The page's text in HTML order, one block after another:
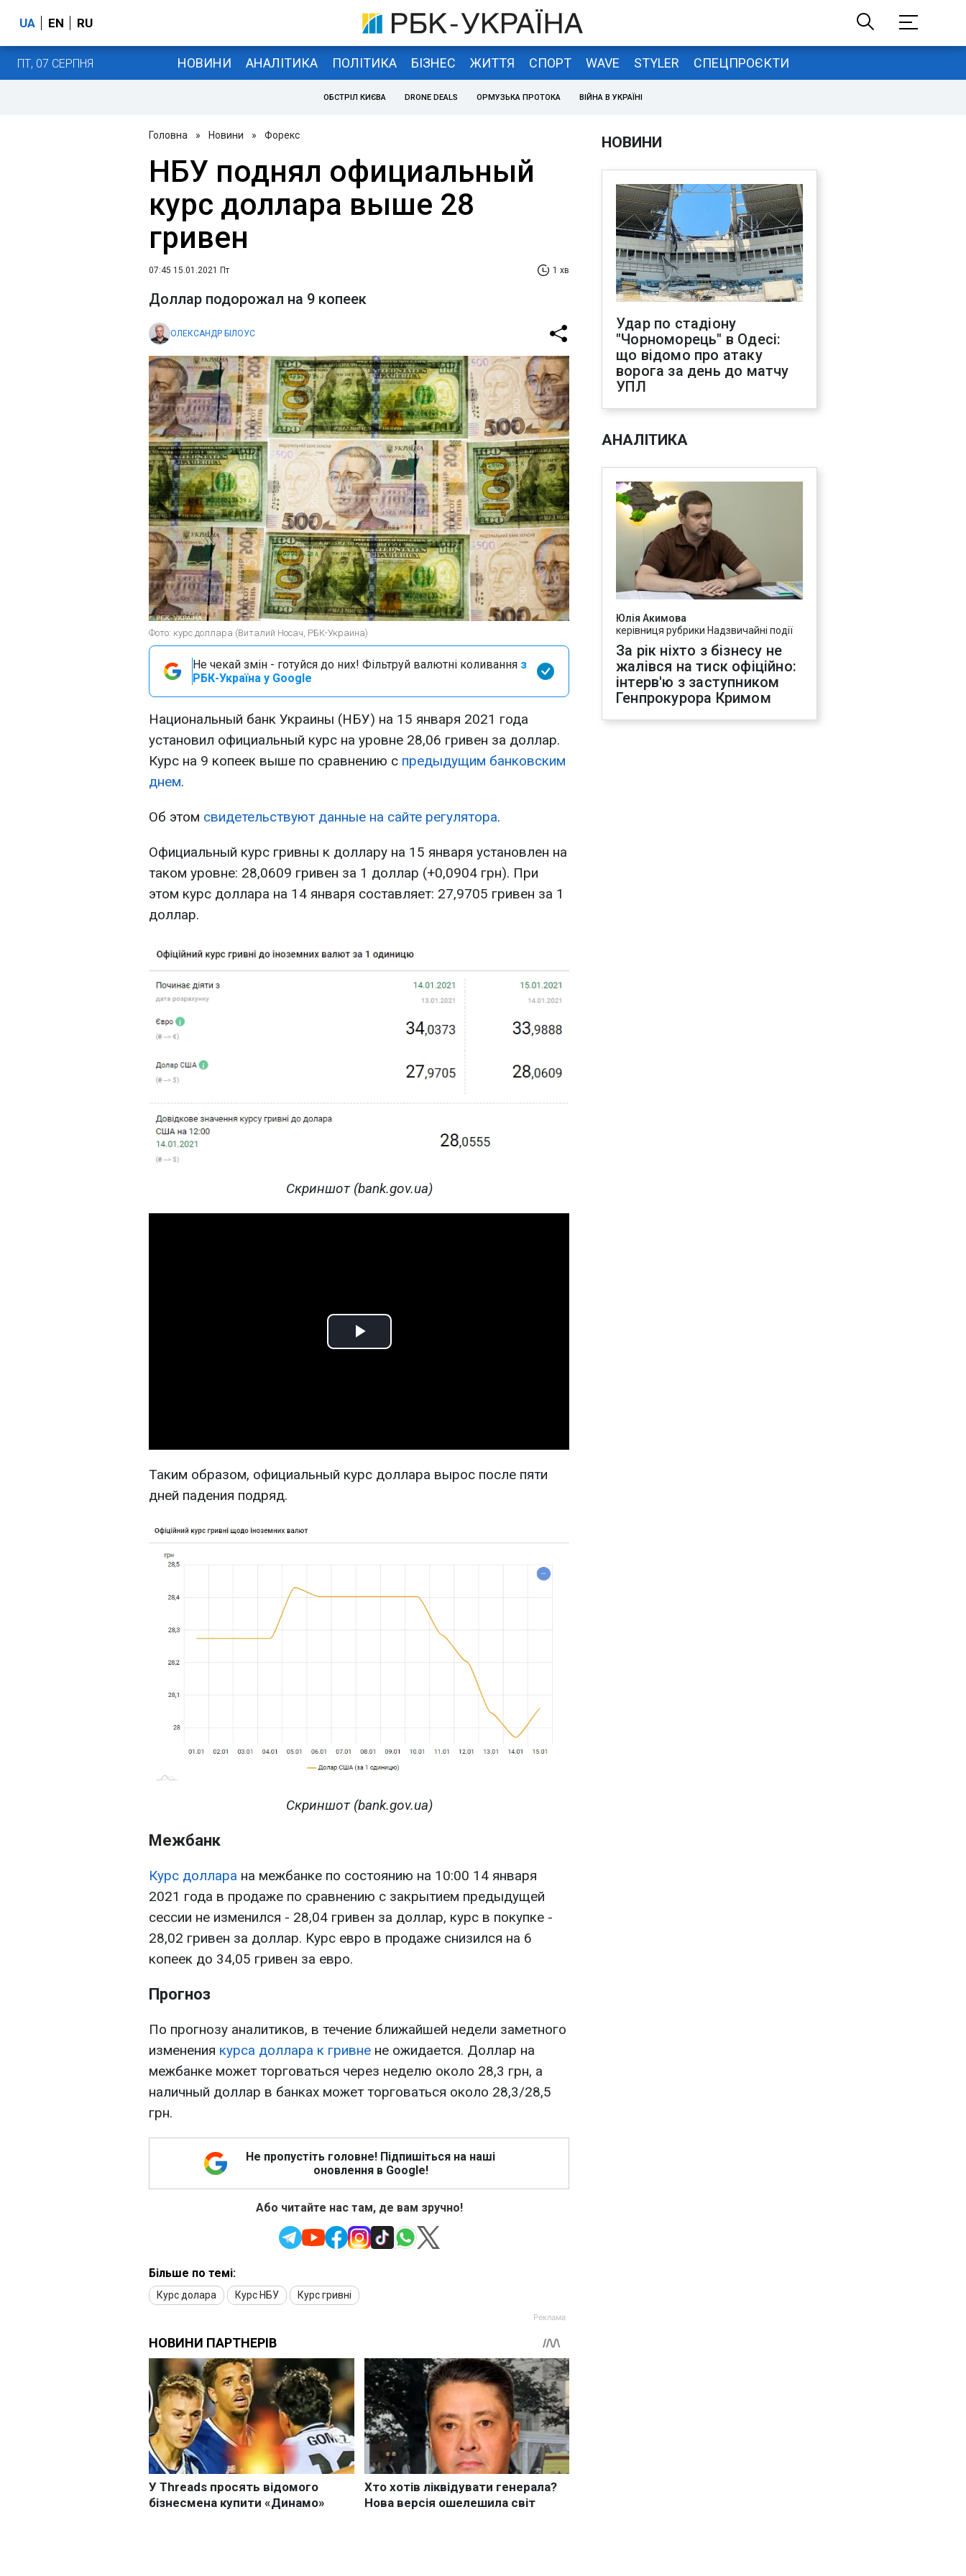
UA EN RU
ПТ, 07 СЕРПНЯ НОВИНИ АНАЛІТИКА ПОЛІТИКА БІЗНЕС ЖИТТЯ СПОРТ WAVE STYLER СПЕЦПРОЄКТИ
ОБСТРІЛ КИЄВА DRONE DEALS ОРМУЗЬКА ПРОТОКА ВІЙНА В УКРАЇНІ
Головна » Новини » Форекс
НБУ поднял официальный
курс доллара выше 28
гривен
07:45 15.01.2021 Пт 1 хв
Доллар подорожал на 9 копеек
ОЛЕКСАНДР БІЛОУС
Фото: курс доллара (Виталий Носач, РБК-Украина)
Не чекай змін - готуйся до них! Фільтруй валютні коливання з
РБК-Україна у Google
Национальный банк Украины (НБУ) на 15 января 2021 года
установил официальный курс на уровне 28,06 гривен за доллар.
Курс на 9 копеек выше по сравнению с предыдущим банковским
днем.
Об этом свидетельствуют данные на сайте регулятора.
Официальный курс гривны к доллару на 15 января установлен на
таком уровне: 28,0609 гривен за 1 доллар (+0,0904 грн). При
этом курс доллара на 14 января составляет: 27,9705 гривен за 1
доллар.
Скриншот (bank.gov.ua)
Play
Таким образом, официальный курс доллара вырос после пяти
дней падения подряд.
Скриншот (bank.gov.ua)
Межбанк
Курс доллара на межбанке по состоянию на 10:00 14 января
2021 года в продаже по сравнению с закрытием предыдущей
сессии не изменился - 28,04 гривен за доллар, курс в покупке -
28,02 гривен за доллар. Курс евро в продаже снизился на 6
копеек до 34,05 гривен за евро.
Прогноз
По прогнозу аналитиков, в течение ближайшей недели заметного
изменения курса доллара к гривне не ожидается. Доллар на
межбанке может торговаться через неделю около 28,3 грн, а
наличный доллар в банках может торговаться около 28,3/28,5
грн.
Не пропустіть головне! Підпишіться на наші
оновлення в Google!
Або читайте нас там, де вам зручно!
Більше по темі:
Курс долара Курс НБУ Курс гривні
НОВИНИ
Удар по стадіону
"Чорноморець" в Одесі:
що відомо про атаку
ворога за день до матчу
УПЛ
АНАЛІТИКА
Юлія Акимова
керівниця рубрики Надзвичайні події
За рік ніхто з бізнесу не
жалівся на тиск офіційно:
інтерв'ю з заступником
Генпрокурора Кримом